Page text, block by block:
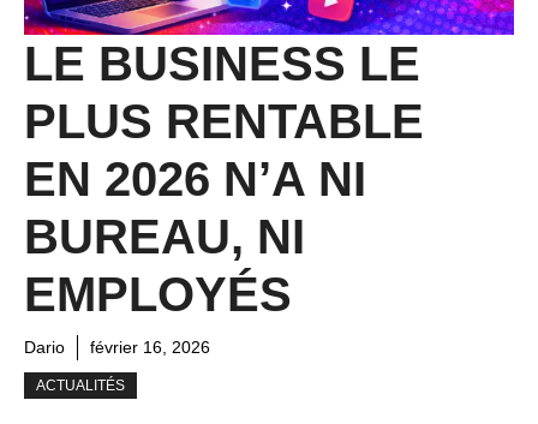
LE BUSINESS LE
PLUS RENTABLE
EN 2026 N’A NI
BUREAU, NI
EMPLOYÉS
Dario février 16, 2026
ACTUALITÉS